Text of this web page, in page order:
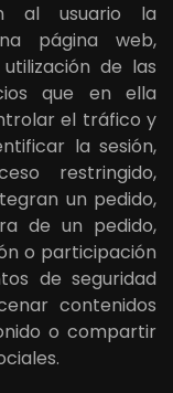
al usuario la
página web,
de las
que en ella
el tráfico y
la sesión,
restringido,
un pedido,
de un pedido,
o participación
de seguridad
contenidos
o compartir